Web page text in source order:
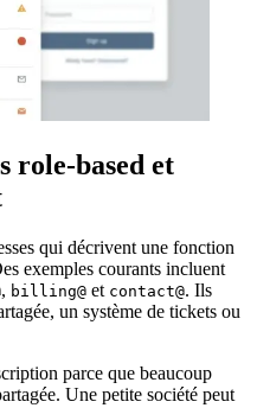
role-based et
qui décrivent une fonction
exemples courants incluent
, billing@ et contact@. Ils
un système de tickets ou
parce que beaucoup
Une petite société peut